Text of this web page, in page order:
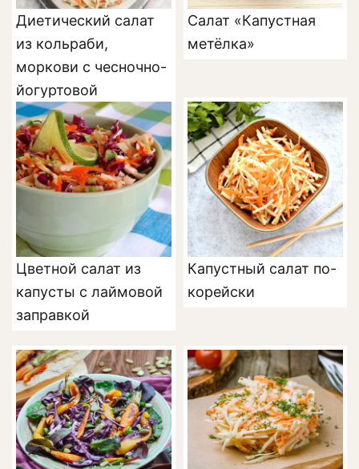
Диетический салат
из кольраби,
моркови с чесночно-
йогуртовой
заправкой
Салат «Капустная
метёлка»
Цветной салат из
капусты с лаймовой
заправкой
Капустный салат по-
корейски